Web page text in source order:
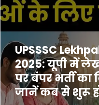
UPSSSC
2025: यूपी में
पर बंपर भर्ती का
जानें कब से शुरू